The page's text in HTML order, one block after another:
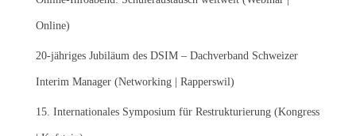
c
:
Online)
20-jähriges Jubiläum des DSIM – Dachverband Schweizer
Interim Manager (Networking | Rapperswil)
15. Internationales Symposium für Restrukturierung (Kongress